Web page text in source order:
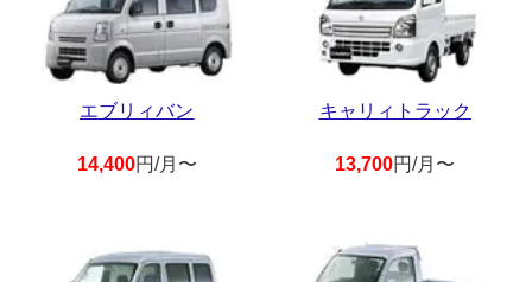
エブリィバン
14,400円/月〜
キャリィトラック
13,700円/月〜